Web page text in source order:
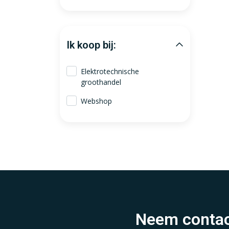
Ik koop bij:
Elektrotechnische
groothandel
Webshop
Neem